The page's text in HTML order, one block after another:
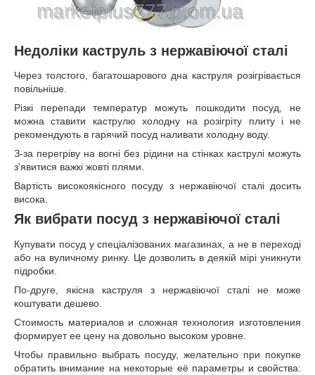
Недоліки каструль з нержавіючої сталі
Через толстого, багатошарового дна каструля розігрівається
повільніше.
Різкі перепади температур можуть пошкодити посуд, не
можна ставити каструлю холодну на розігріту плиту і не
рекомендують в гарячий посуд наливати холодну воду.
З-за перегріву на вогні без рідини на стінках каструлі можуть
з'явитися важкі жовті плями.
Вартість високоякісного посуду з нержавіючої сталі досить
висока.
Як вибрати посуд з нержавіючої сталі
Купувати посуд у спеціалізованих магазинах, а не в переході
або на вуличному ринку. Це дозволить в деякій мірі уникнути
підробки.
По-друге, якісна каструля з нержавіючої сталі не може
коштувати дешево.
Стоимость материалов и сложная технология изготовления
формирует ее цену на довольно высоком уровне.
Чтобы правильно выбрать посуду, желательно при покупке
обратить внимание на некоторые её параметры и свойства: